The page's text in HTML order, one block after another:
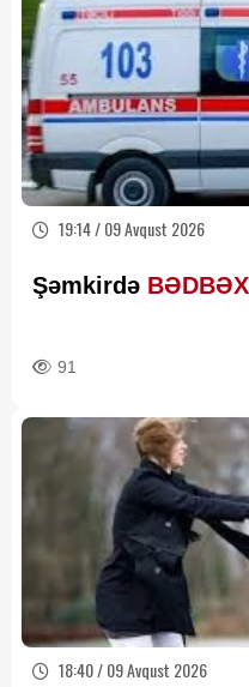
19:14 / 09 Avqust 2026
Şəmkirdə
91
18:40 / 09 Avqust 2026